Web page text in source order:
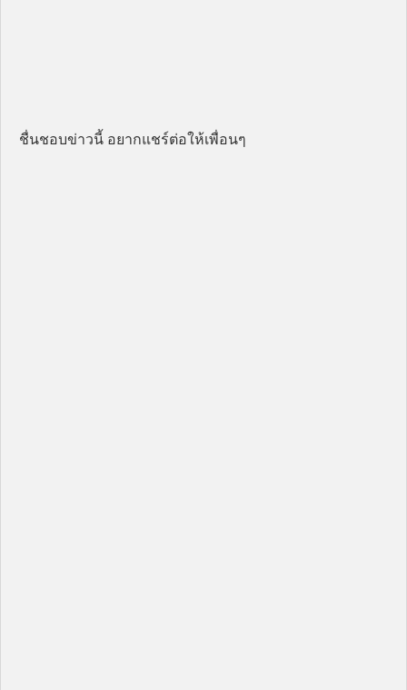
ชื่นชอบข่าวนี้ อยากแชร์ต่อให้เพื่อนๆ